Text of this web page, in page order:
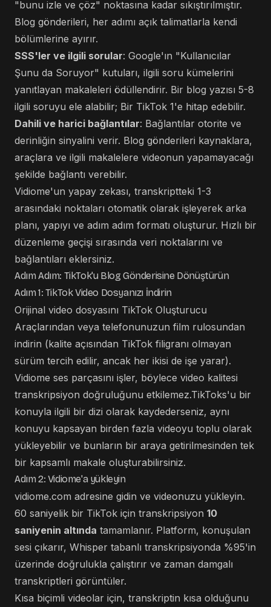
"bunu izle ve çöz" noktasına kadar sıkıştırılmıştır.
Blog gönderileri, her adımı açık talimatlarla kendi
bölümlerine ayırır.
SSS'ler ve ilgili sorular: Google'ın "Kullanıcılar
Şunu da Soruyor" kutuları, ilgili soru kümelerini
yanıtlayan makaleleri ödüllendirir. Bir blog yazısı 5-8
ilgili soruyu ele alabilir; Bir TikTok 1'e hitap edebilir.
Dahili ve harici bağlantılar: Bağlantılar otorite ve
derinliğin sinyalini verir. Blog gönderileri kaynaklara,
araçlara ve ilgili makalelere videonun yapamayacağı
şekilde bağlantı verebilir.
Vidiome'un yapay zekası, transkriptteki 1-3
arasındaki noktaları otomatik olarak işleyerek arka
planı, yapıyı ve adım adım formatı oluşturur. Hızlı bir
düzenleme geçişi sırasında veri noktalarını ve
bağlantıları eklersiniz.
Adım Adım: TikTok'u Blog Gönderisine Dönüştürün
Adım 1: TikTok Video Dosyanızı İndirin
Orijinal video dosyasını TikTok Oluşturucu
Araçlarından veya telefonunuzun film rulosundan
indirin (kalite açısından TikTok filigranı olmayan
sürüm tercih edilir, ancak her ikisi de işe yarar).
Vidiome ses parçasını işler, böylece video kalitesi
transkripsiyon doğruluğunu etkilemez.TikToks'u bir
konuyla ilgili bir dizi olarak kaydederseniz, aynı
konuyu kapsayan birden fazla videoyu toplu olarak
yükleyebilir ve bunların bir araya getirilmesinden tek
bir kapsamlı makale oluşturabilirsiniz.
Adım 2: Vidiome'a yükleyin
vidiome.com adresine gidin ve videonuzu yükleyin.
60 saniyelik bir TikTok için transkripsiyon 10
saniyenin altında tamamlanır. Platform, konuşulan
sesi çıkarır, Whisper tabanlı transkripsiyonda %95'in
üzerinde doğrulukla çalıştırır ve zaman damgalı
transkriptleri görüntüler.
Kısa biçimli videolar için, transkriptin kısa olduğunu